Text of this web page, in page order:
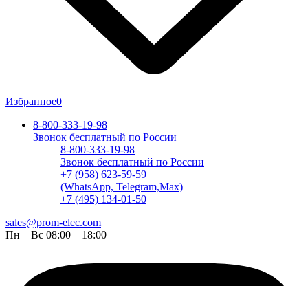
Избранное0
8-800-333-19-98
Звонок бесплатный по России
8-800-333-19-98
Звонок бесплатный по России
+7 (958) 623-59-59
(WhatsApp, Telegram,Max)
+7 (495) 134-01-50
sales@prom-elec.com
Пн—Вс 08:00 – 18:00